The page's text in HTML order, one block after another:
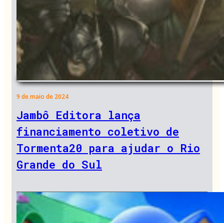
9 de maio de 2024
Jambô Editora lança
financiamento coletivo de
Tormenta20 para ajudar o Rio
Grande do Sul